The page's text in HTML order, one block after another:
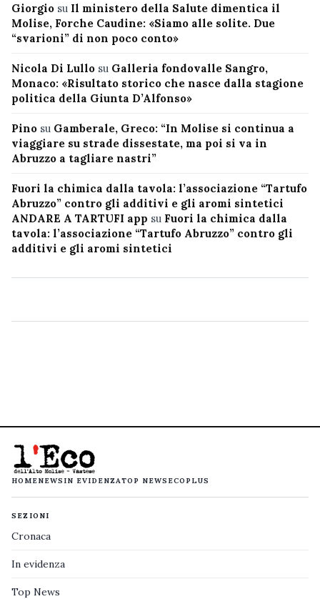
Giorgio su Il ministero della Salute dimentica il
Molise, Forche Caudine: «Siamo alle solite. Due
“svarioni” di non poco conto»
Nicola Di Lullo su Galleria fondovalle Sangro,
Monaco: «Risultato storico che nasce dalla stagione
politica della Giunta D’Alfonso»
Pino su Gamberale, Greco: “In Molise si continua a
viaggiare su strade dissestate, ma poi si va in
Abruzzo a tagliare nastri”
Fuori la chimica dalla tavola: l’associazione “Tartufo
Abruzzo” contro gli additivi e gli aromi sintetici
ANDARE A TARTUFI app su Fuori la chimica dalla
tavola: l’associazione “Tartufo Abruzzo” contro gli
additivi e gli aromi sintetici
HOMENEWS IN EVIDENZATOP NEWS ECOPLUS
SEZIONI
Cronaca
In evidenza
Top News